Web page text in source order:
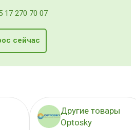
17 270 70 07
сейчас
Другие товары
Optosky